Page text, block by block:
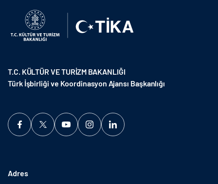
T.C. KÜLTÜR VE TURİZM BAKANLIĞI
Türk İşbirliği ve Koordinasyon Ajansı Başkanlığı
Adres